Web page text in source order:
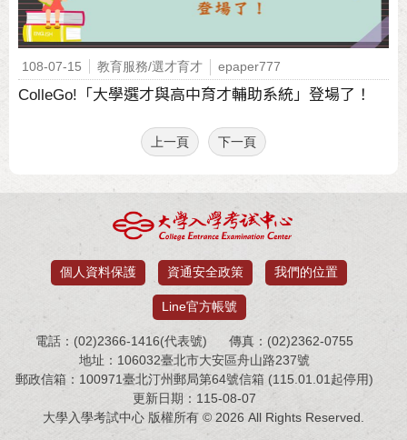
108-07-15 教育服務/選才育才 epaper777
ColleGo!「大學選才與高中育才輔助系統」登場了！
上一頁 下一頁
個人資料保護 資通安全政策 我們的位置
Line官方帳號
電話：(02)2366-1416(代表號)
傳真：(02)2362-0755
地址：106032臺北市大安區舟山路237號
郵政信箱：100971臺北汀州郵局第64號信箱 (115.01.01起停用)
更新日期：115-08-07
大學入學考試中心 版權所有 © 2026 All Rights Reserved.